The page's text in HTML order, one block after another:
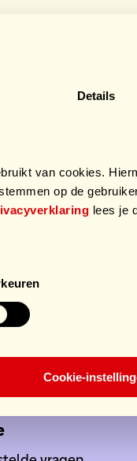
Details
van cookies.
op de
lees je
Cookie-